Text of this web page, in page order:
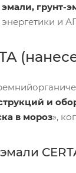
грунт-
и
и
в мороз»,